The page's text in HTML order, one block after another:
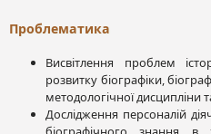
Проблематика
Висвітлення проблем
розвитку біографіки,
методологічної дисципліни
Дослідження персоналій